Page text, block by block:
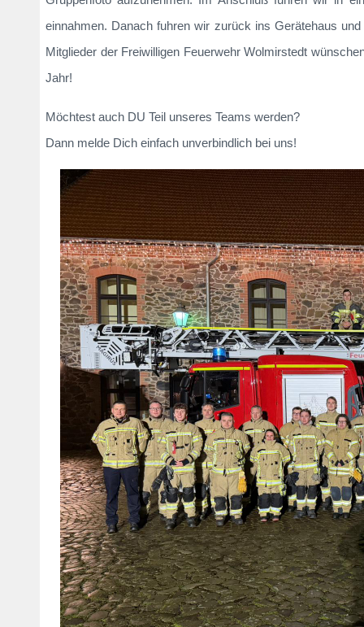
einnahmen. Danach fuhren wir zurück ins Gerätehaus
Mitglieder der Freiwilligen Feuerwehr Wolmirstedt
Jahr!
Möchtest auch DU Teil unseres Teams werden?
Dann melde Dich einfach unverbindlich bei uns!